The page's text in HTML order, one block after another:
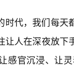
时代，我们每天
让人在深夜放
感官沉浸、让